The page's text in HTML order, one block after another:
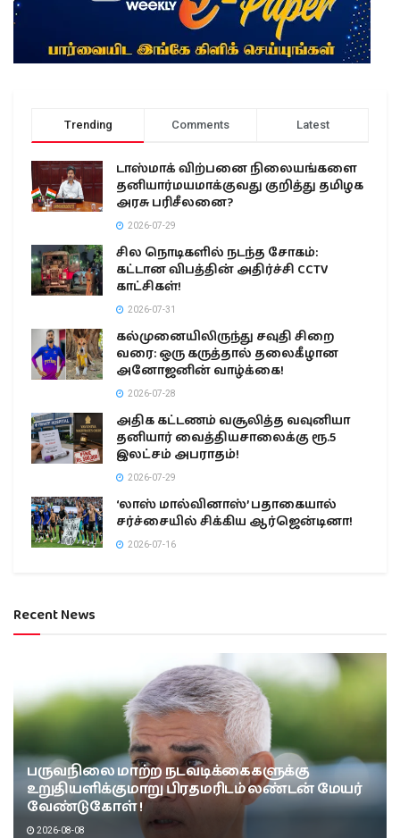
Trending Comments Latest
டாஸ்மாக் விற்பனை நிலையங்களை
தனியார்மயமாக்குவது குறித்து தமிழக
அரசு பரிசீலனை?
2026-07-29
சில நொடிகளில் நடந்த சோகம்:
கட்டான விபத்தின் அதிர்ச்சி CCTV
காட்சிகள்!
2026-07-31
கல்முனையிலிருந்து சவுதி சிறை
வரை: ஒரு கருத்தால் தலைகீழான
அனோஜனின் வாழ்க்கை!
2026-07-28
அதிக கட்டணம் வசூலித்த வவுனியா
தனியார் வைத்தியசாலைக்கு ரூ.5
இலட்சம் அபராதம்!
2026-07-29
‘லாஸ் மால்வினாஸ்’ பதாகையால்
சர்ச்சையில் சிக்கிய ஆர்ஜென்டினா!
2026-07-16
Recent News
பருவநிலை மாற்ற நடவடிக்கைகளுக்கு
உறுதியளிக்குமாறு பிரதமரிடம் லண்டன் மேயர்
வேண்டுகோள் !
2026-08-08